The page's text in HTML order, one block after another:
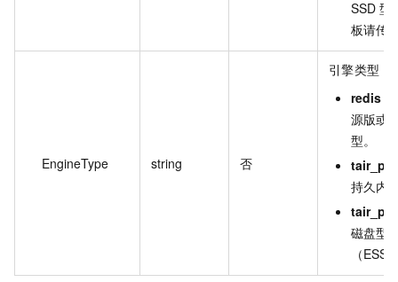
SSD 型
板请传
EngineType string 否
引擎类型，
redis
源版或
型。
持久内
磁盘型
（